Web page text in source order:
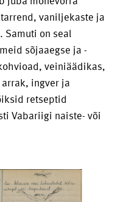
vaniljekaste ja
on seal
sõjaaegse ja -
veiniäädikas,
ingver ja
retseptid
Vabariigi naiste- või